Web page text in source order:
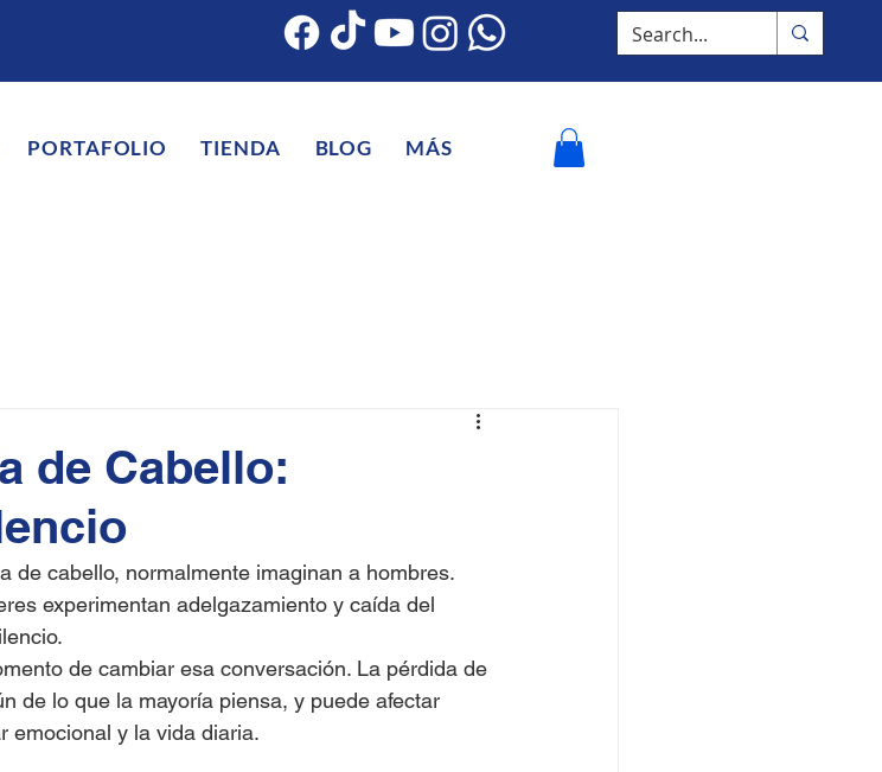
PORTAFOLIO TIENDA BLOG MÁS
de Cabello:
de cabello, normalmente imaginan a hombres.
experimentan adelgazamiento y caída del
de cambiar esa conversación. La pérdida de
de lo que la mayoría piensa, y puede afectar
emocional y la vida diaria.